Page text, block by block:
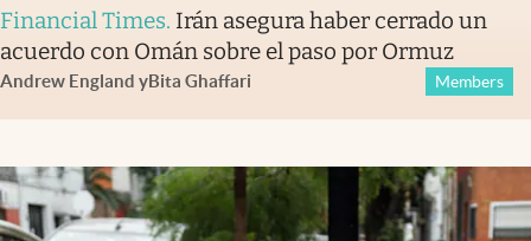
Financial Times. Irán asegura haber cerrado un
acuerdo con Omán sobre el paso por Ormuz
Andrew England yBita Ghaffari Members